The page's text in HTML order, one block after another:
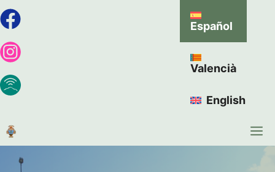
Español
Valencià
English